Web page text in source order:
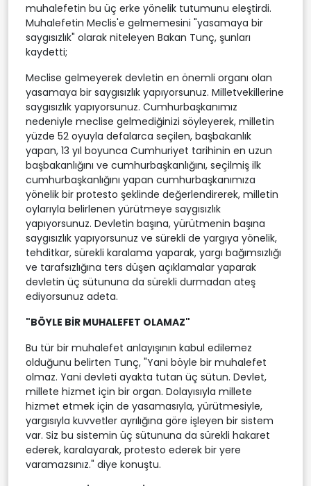
muhalefetin bu üç erke yönelik tutumunu eleştirdi.
Muhalefetin Meclis'e gelmemesini "yasamaya bir
saygısızlık" olarak niteleyen Bakan Tunç, şunları
kaydetti;
Meclise gelmeyerek devletin en önemli organı olan
yasamaya bir saygısızlık yapıyorsunuz. Milletvekillerine
saygısızlık yapıyorsunuz. Cumhurbaşkanımız
nedeniyle meclise gelmediğinizi söyleyerek, milletin
yüzde 52 oyuyla defalarca seçilen, başbakanlık
yapan, 13 yıl boyunca Cumhuriyet tarihinin en uzun
başbakanlığını ve cumhurbaşkanlığını, seçilmiş ilk
cumhurbaşkanlığını yapan cumhurbaşkanımıza
yönelik bir protesto şeklinde değerlendirerek, milletin
oylarıyla belirlenen yürütmeye saygısızlık
yapıyorsunuz. Devletin başına, yürütmenin başına
saygısızlık yapıyorsunuz ve sürekli de yargıya yönelik,
tehditkar, sürekli karalama yaparak, yargı bağımsızlığı
ve tarafsızlığına ters düşen açıklamalar yaparak
devletin üç sütununa da sürekli durmadan ateş
ediyorsunuz adeta.
"BÖYLE BİR MUHALEFET OLAMAZ"
Bu tür bir muhalefet anlayışının kabul edilemez
olduğunu belirten Tunç, "Yani böyle bir muhalefet
olmaz. Yani devleti ayakta tutan üç sütun. Devlet,
millete hizmet için bir organ. Dolayısıyla millete
hizmet etmek için de yasamasıyla, yürütmesiyle,
yargısıyla kuvvetler ayrılığına göre işleyen bir sistem
var. Siz bu sistemin üç sütununa da sürekli hakaret
ederek, karalayarak, protesto ederek bir yere
varamazsınız." diye konuştu.